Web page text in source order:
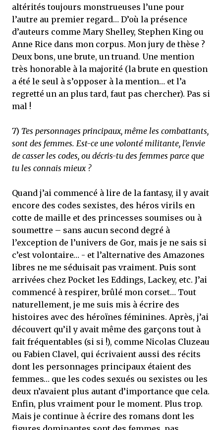
altérités toujours monstrueuses l’une pour
l’autre au premier regard… D’où la présence
d’auteurs comme Mary Shelley, Stephen King ou
Anne Rice dans mon corpus. Mon jury de thèse ?
Deux bons, une brute, un truand. Une mention
très honorable à la majorité (la brute en question
a été le seul à s’opposer à la mention… et l’a
regretté un an plus tard, faut pas chercher). Pas si
mal !
7) Tes personnages principaux, même les combattants,
sont des femmes. Est-ce une volonté militante, l’envie
de casser les codes, ou décris-tu des femmes parce que
tu les connais mieux ?
Quand j’ai commencé à lire de la fantasy, il y avait
encore des codes sexistes, des héros virils en
cotte de maille et des princesses soumises ou à
soumettre – sans aucun second degré à
l’exception de l’univers de Gor, mais je ne sais si
c’est volontaire… - et l’alternative des Amazones
libres ne me séduisait pas vraiment. Puis sont
arrivées chez Pocket les Eddings, Lackey, etc. J’ai
commencé à respirer, brûlé mon corset… Tout
naturellement, je me suis mis à écrire des
histoires avec des héroïnes féminines. Après, j’ai
découvert qu’il y avait même des garçons tout à
fait fréquentables (si si !), comme Nicolas Cluzeau
ou Fabien Clavel, qui écrivaient aussi des récits
dont les personnages principaux étaient des
femmes… que les codes sexués ou sexistes ou les
deux n’avaient plus autant d’importance que cela.
Enfin, plus vraiment pour le moment. Plus trop.
Mais je continue à écrire des romans dont les